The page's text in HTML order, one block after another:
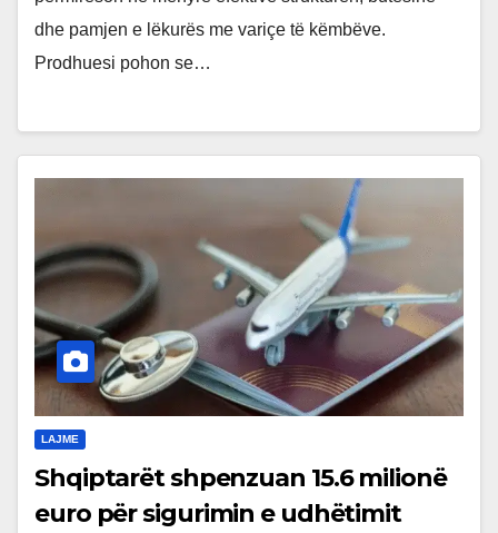
dhe pamjen e lëkurës me variçe të këmbëve.
Prodhuesi pohon se…
LAJME
Shqiptarët shpenzuan 15.6 milionë
euro për sigurimin e udhëtimit